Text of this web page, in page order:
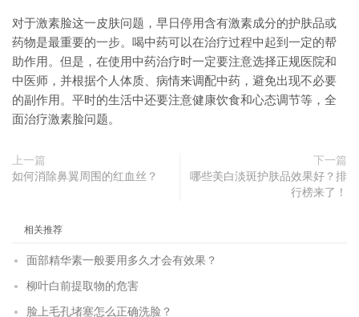
对于激素脸这一皮肤问题，早日停用含有激素成分的护肤品或
药物是最重要的一步。喝中药可以在治疗过程中起到一定的帮
助作用。但是，在使用中药治疗时一定要注意选择正规医院和
中医师，并根据个人体质、病情来调配中药，避免出现不必要
的副作用。平时的生活中还要注意健康饮食和心态调节等，全
面治疗激素脸问题。
上一篇
如何消除鼻翼周围的红血丝？
下一篇
哪些美白淡斑护肤品效果好？排
行榜来了！
相关推荐
面部精华素一般要用多久才会有效果？
柳叶白前提取物的危害
脸上毛孔堵塞怎么正确洗脸？